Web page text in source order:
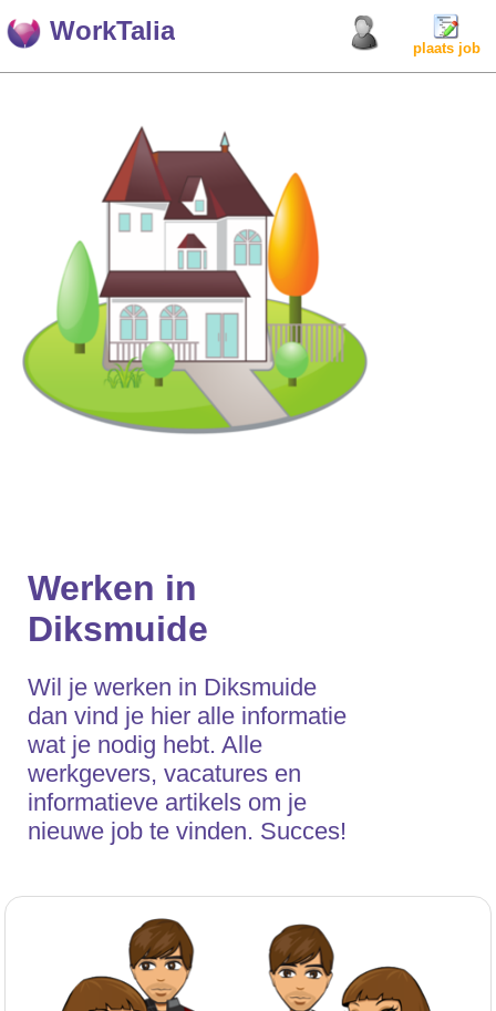
WorkTalia
plaats job
Werken in
Diksmuide
Wil je werken in Diksmuide
dan vind je hier alle informatie
wat je nodig hebt. Alle
werkgevers, vacatures en
informatieve artikels om je
nieuwe job te vinden. Succes!